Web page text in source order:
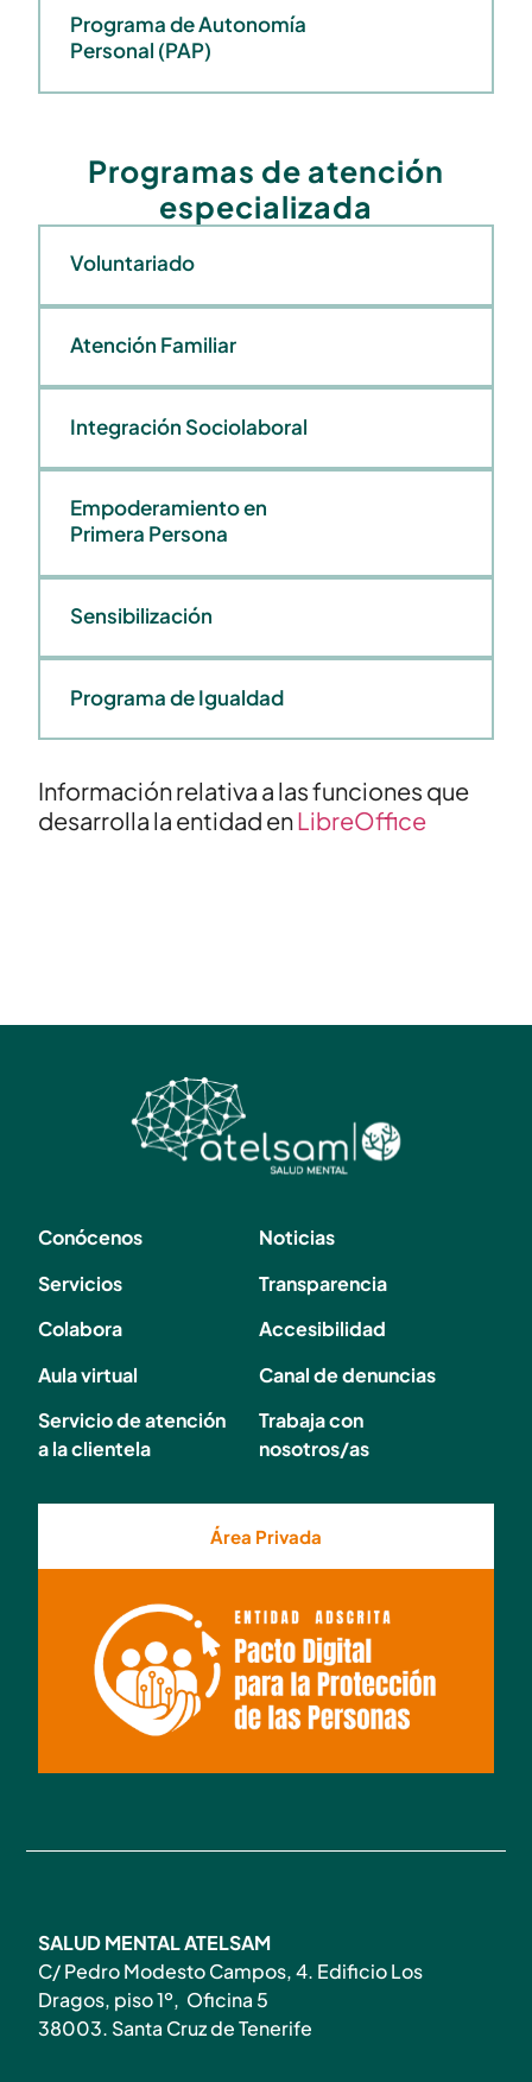
Programa de Autonomía
Personal (PAP)
Programas de atención
especializada
Voluntariado
Atención Familiar
Integración Sociolaboral
Empoderamiento en
Primera Persona
Sensibilización
Programa de Igualdad
Información relativa a las funciones que
desarrolla la entidad enLibreOffice
Conócenos
Servicios
Colabora
Aula virtual
Servicio de atención
a la clientela
Noticias
Transparencia
Accesibilidad
Canal de denuncias
Trabaja con
nosotros/as
Área Privada
SALUD MENTAL ATELSAM
C/ Pedro Modesto Campos, 4. Edificio Los
Dragos, piso 1º, Oficina 5
38003. Santa Cruz de Tenerife